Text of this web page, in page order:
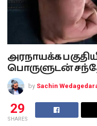
அரநாயக்க
பொருளுடன்
by Sachin
29
SHARES